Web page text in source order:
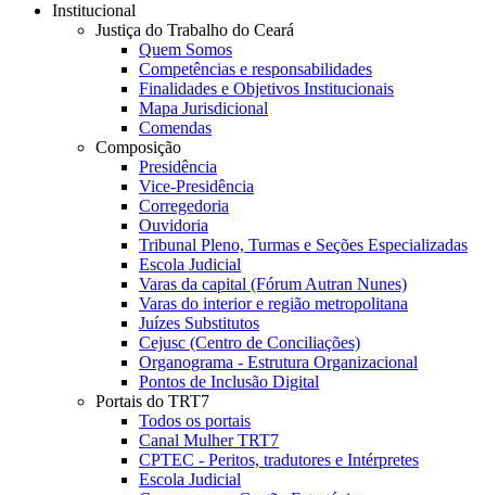
Institucional
Justiça do Trabalho do Ceará
Quem Somos
Competências e responsabilidades
Finalidades e Objetivos Institucionais
Mapa Jurisdicional
Comendas
Composição
Presidência
Vice-Presidência
Corregedoria
Ouvidoria
Tribunal Pleno, Turmas e Seções Especializadas
Escola Judicial
Varas da capital (Fórum Autran Nunes)
Varas do interior e região metropolitana
Juízes Substitutos
Cejusc (Centro de Conciliações)
Organograma - Estrutura Organizacional
Pontos de Inclusão Digital
Portais do TRT7
Todos os portais
Canal Mulher TRT7
CPTEC - Peritos, tradutores e Intérpretes
Escola Judicial